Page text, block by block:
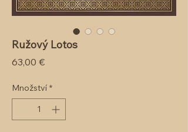
Ružový Lotos
63,00 €Cena
Množství *